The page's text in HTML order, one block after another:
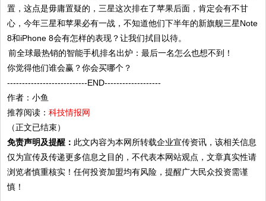
置，这点是毋庸置疑的，三星这次排在了苹果后面，肯定会有不甘
心，今年三星和苹果必有一战，不知道他们下半年的新旗舰三星Note
8和iPhone 8会有怎样的表现？让我们拭目以待。
你觉得他们谁会赢？你会买哪个？
---------------------------END-------------------
作者：小鱼
推荐阅读：科技情报网
（正文已结束）
免责声明及提醒： 此文内容为本网所转载企业宣传资讯，该相关信息
仅为宣传及传递更多信息之目的，不代表本网站观点，文章真实性请
浏览者慎重核实！任何投资加盟均有风险，提醒广大民众投资需谨
慎！